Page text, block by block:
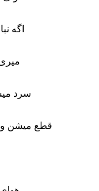
اگه
سرد
قطع میشن و‌